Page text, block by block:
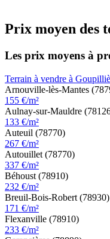
Prix moyen des
Les prix moyens à
Terrain à vendre à
Arnouville-lès-Mantes
155 €/m²
Aulnay-sur-Mauldre
133 €/m²
Auteuil (78770)
267 €/m²
Autouillet (78770)
337 €/m²
Béhoust (78910)
232 €/m²
Breuil-Bois-Robert (78930)
171 €/m²
Flexanville (78910)
233 €/m²